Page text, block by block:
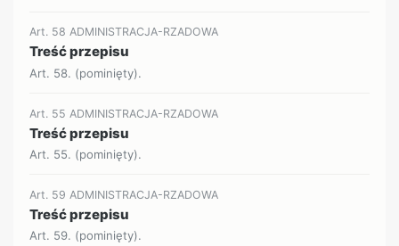
Art. 58 ADMINISTRACJA-RZADOWA
Treść przepisu
Art. 58. (pominięty).
Art. 55 ADMINISTRACJA-RZADOWA
Treść przepisu
Art. 55. (pominięty).
Art. 59 ADMINISTRACJA-RZADOWA
Treść przepisu
Art. 59. (pominięty).